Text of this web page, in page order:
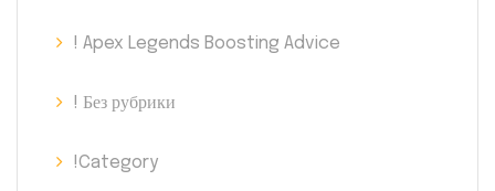
! Apex Legends Boosting Advice
! Без рубрики
!Category